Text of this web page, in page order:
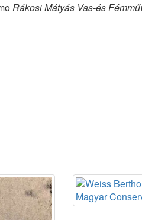
Rákosi Mátyás Vas-és